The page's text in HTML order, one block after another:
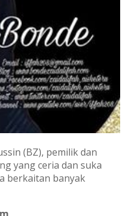
(BZ), pemilik dan
yang ceria dan suka
berkaitan banyak